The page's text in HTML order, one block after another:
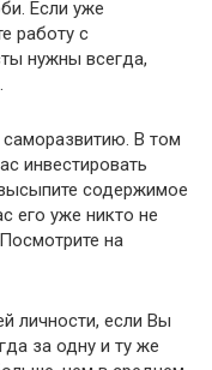
Если уже
работу с
нужны всегда,
саморазвитию. В том
инвестировать
содержимое
его уже никто не
на
личности, если Вы
за одну и ту же